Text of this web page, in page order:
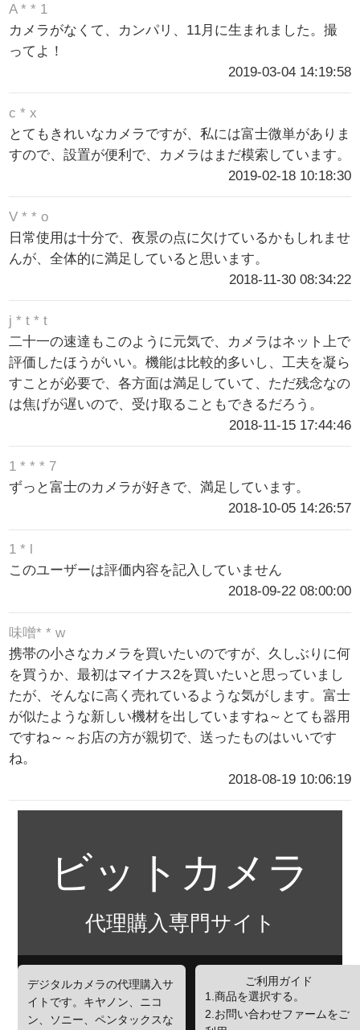
A * * 1
カメラがなくて、カンパリ、11月に生まれました。撮
ってよ！
2019-03-04 14:19:58
c * x
とてもきれいなカメラですが、私には富士微単がありま
すので、設置が便利で、カメラはまだ模索しています。
2019-02-18 10:18:30
V * * o
日常使用は十分で、夜景の点に欠けているかもしれませ
んが、全体的に満足していると思います。
2018-11-30 08:34:22
j * t * t
二十一の速達もこのように元気で、カメラはネット上で
評価したほうがいい。機能は比較的多いし、工夫を凝ら
すことが必要で、各方面は満足していて、ただ残念なの
は焦げが遅いので、受け取ることもできるだろう。
2018-11-15 17:44:46
1 * * * 7
ずっと富士のカメラが好きで、満足しています。
2018-10-05 14:26:57
1 * l
このユーザーは評価内容を記入していません
2018-09-22 08:00:00
味噌* * w
携帯の小さなカメラを買いたいのですが、久しぶりに何
を買うか、最初はマイナス2を買いたいと思っていまし
たが、そんなに高く売れているような気がします。富士
が似たような新しい機材を出していますね～とても器用
ですね～～お店の方が親切で、送ったものはいいです
ね。
2018-08-19 10:06:19
ビットカメラ
代理購入専門サイト
デジタルカメラの代理購入サ
イトです。キヤノン、ニコ
ン、ソニー、ペンタックスな
ご利用ガイド
1.商品を選択する。
2.お問い合わせファームをご